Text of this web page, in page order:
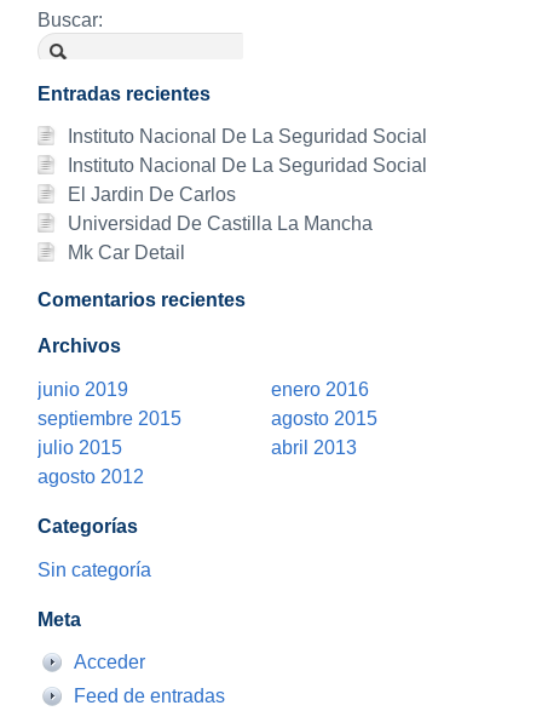
Buscar:
Entradas recientes
Instituto Nacional De La Seguridad Social
Instituto Nacional De La Seguridad Social
El Jardin De Carlos
Universidad De Castilla La Mancha
Mk Car Detail
Comentarios recientes
Archivos
junio 2019
enero 2016
septiembre 2015
agosto 2015
julio 2015
abril 2013
agosto 2012
Categorías
Sin categoría
Meta
Acceder
Feed de entradas